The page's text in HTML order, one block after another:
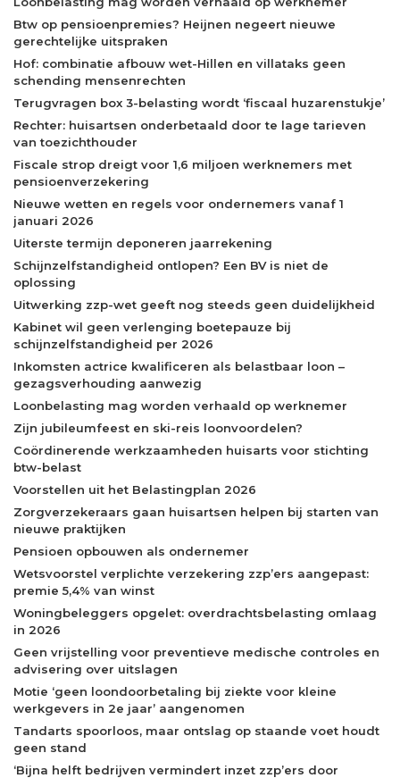
Btw op pensioenpremies? Heijnen negeert nieuwe
gerechtelijke uitspraken
Hof: combinatie afbouw wet-Hillen en villataks geen
schending mensenrechten
Terugvragen box 3-belasting wordt ‘fiscaal huzarenstukje’
Rechter: huisartsen onderbetaald door te lage tarieven
van toezichthouder
Fiscale strop dreigt voor 1,6 miljoen werknemers met
pensioenverzekering
Nieuwe wetten en regels voor ondernemers vanaf 1
januari 2026
Uiterste termijn deponeren jaarrekening
Schijnzelfstandigheid ontlopen? Een BV is niet de
oplossing
Uitwerking zzp-wet geeft nog steeds geen duidelijkheid
Kabinet wil geen verlenging boetepauze bij
schijnzelfstandigheid per 2026
Inkomsten actrice kwalificeren als belastbaar loon –
gezagsverhouding aanwezig
Loonbelasting mag worden verhaald op werknemer
Zijn jubileumfeest en ski-reis loonvoordelen?
Coördinerende werkzaamheden huisarts voor stichting
btw-belast
Voorstellen uit het Belastingplan 2026
Zorgverzekeraars gaan huisartsen helpen bij starten van
nieuwe praktijken
Pensioen opbouwen als ondernemer
Wetsvoorstel verplichte verzekering zzp’ers aangepast:
premie 5,4% van winst
Woningbeleggers opgelet: overdrachtsbelasting omlaag
in 2026
Geen vrijstelling voor preventieve medische controles en
advisering over uitslagen
Motie ‘geen loondoorbetaling bij ziekte voor kleine
werkgevers in 2e jaar’ aangenomen
Tandarts spoorloos, maar ontslag op staande voet houdt
geen stand
‘Bijna helft bedrijven vermindert inzet zzp’ers door